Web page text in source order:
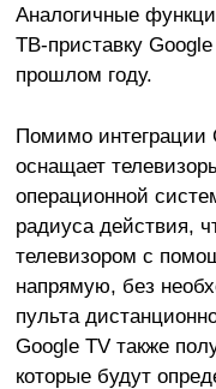
Аналогичные
ТВ-приставку
прошлом году.
Помимо интеграции
оснащает
операционной
радиуса действия,
телевизором с
напрямую, без
пульта
Google TV также
которые будут